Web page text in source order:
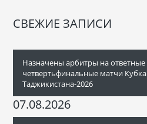
СВЕЖИЕ ЗАПИСИ
Назначены арбитры на ответные
четвертьфинальные матчи Кубка
Таджикистана-2026
07.08.2026